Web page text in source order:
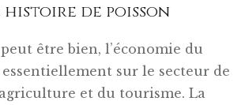
histoire de poisson
être bien, l’économie du
sur le secteur de
et du tourisme. La